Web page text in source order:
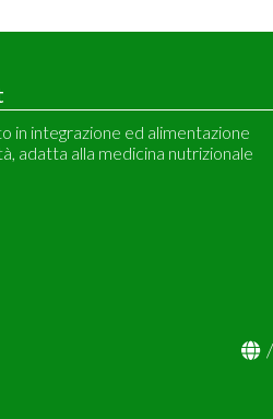
in integrazione ed alimentazione
adatta alla medicina nutrizionale
/